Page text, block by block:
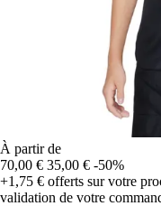
À partir de
70,00 € 35,00 € -50%
+1,75 € offerts sur votre
validation de votre